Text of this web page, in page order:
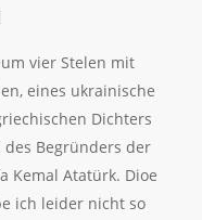
vier Stelen mit
eines ukrainische
Dichters
des Begründers der
Kemal Atatürk. Dioe
ich leider nicht so